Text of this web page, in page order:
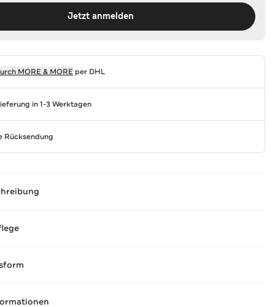
Jetzt anmelden
MORE & MORE per DHL
in 1-3 Werktagen
Rücksendung